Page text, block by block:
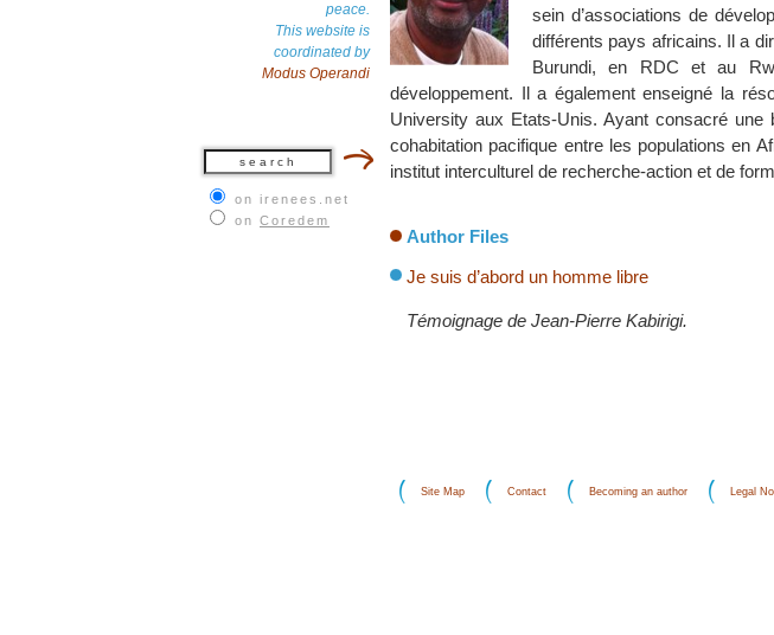
peace.
This website is
coordinated by
Modus Operandi
on irenees.net
on Coredem
sein d’associations de
différents pays africains. Il a
Burundi, en RDC et au
développement. Il a également enseigné la
University aux Etats-Unis. Ayant consacré
cohabitation pacifique entre les populations en
institut interculturel de recherche-action et de
Author Files
Je suis d’abord un homme libre
Témoignage de Jean-Pierre Kabirigi.
Site Map Contact Becoming an author Legal